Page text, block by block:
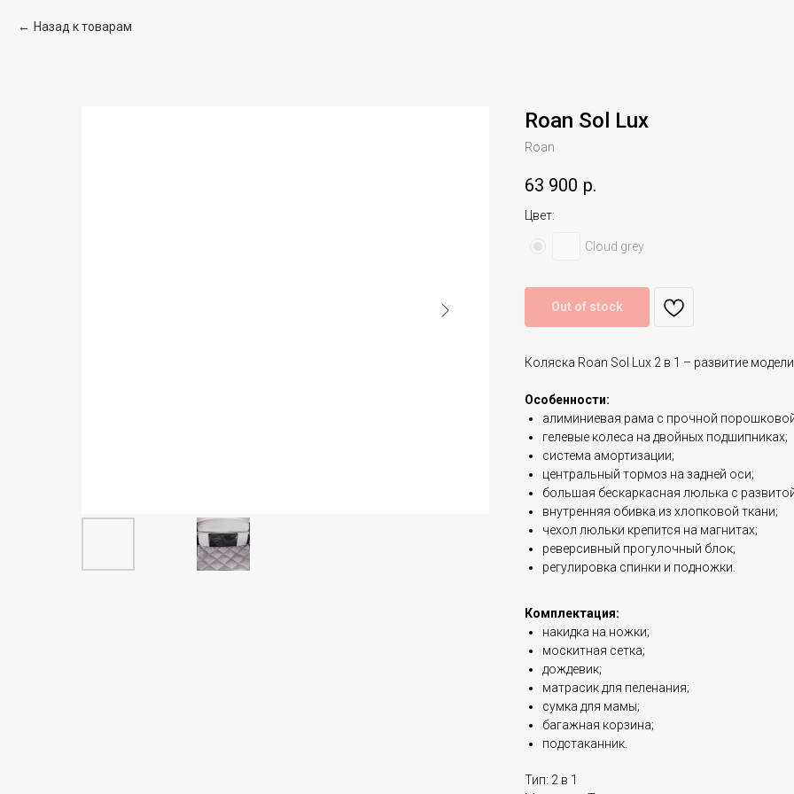
Назад к товарам
Roan Sol Lux
Roan
63 900 р.
Цвет:
Cloud grey
Out of stock
Коляска Roan Sol Lux 2 в 1 – развитие
Особенности:
алиминиевая рама с прочной
гелевые колеса на двойных подшипниках;
система амортизации;
центральный тормоз на задней оси;
большая бескаркасная люлька с
внутренняя обивка из хлопковой ткани;
чехол люльки крепится на магнитах;
реверсивный прогулочный блок;
регулировка спинки и подножки.
Комплектация:
накидка на ножки;
москитная сетка;
дождевик;
матрасик для пеленания;
сумка для мамы;
багажная корзина;
подстаканник.
Тип: 2 в 1